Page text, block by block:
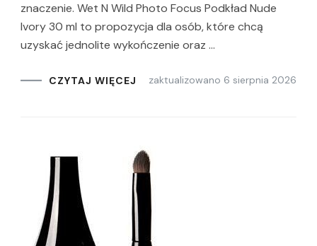
znaczenie. Wet N Wild Photo Focus Podkład Nude
Ivory 30 ml to propozycja dla osób, które chcą
uzyskać jednolite wykończenie oraz …
CZYTAJ WIĘCEJ zaktualizowano 6 sierpnia 2026